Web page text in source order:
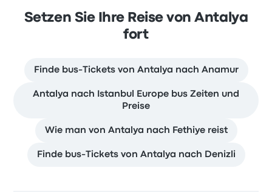
Setzen Sie Ihre Reise von Antalya
fort
Finde bus-Tickets von Antalya nach Anamur
Antalya nach Istanbul Europe bus Zeiten und
Preise
Wie man von Antalya nach Fethiye reist
Finde bus-Tickets von Antalya nach Denizli